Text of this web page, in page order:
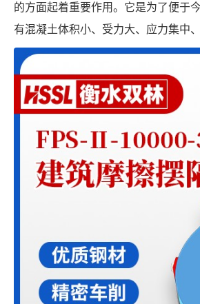
的方面起着重要作用。它是为了便于
有混凝土体积小、受力大、应力集中